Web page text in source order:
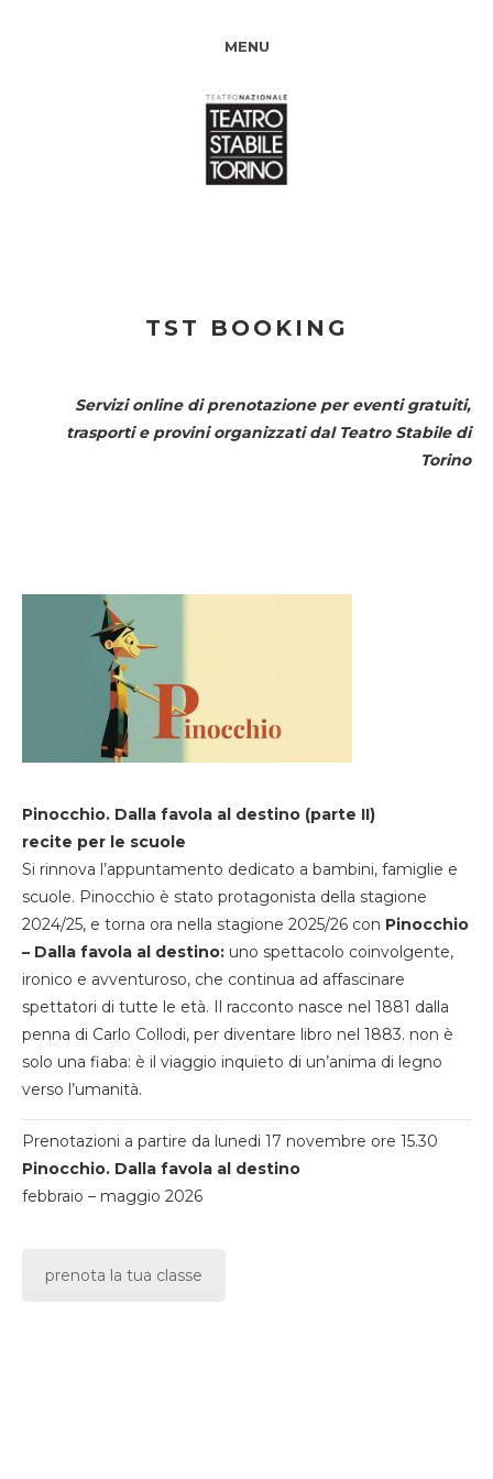
MENU
TST BOOKING
Servizi online di prenotazione per eventi gratuiti,
trasporti e provini organizzati dal Teatro Stabile di
Torino
Pinocchio. Dalla favola al destino (parte II)
recite per le scuole
Si rinnova l’appuntamento dedicato a bambini, famiglie e
scuole. Pinocchio è stato protagonista della stagione
2024/25, e torna ora nella stagione 2025/26 con Pinocchio
– Dalla favola al destino: uno spettacolo coinvolgente,
ironico e avventuroso, che continua ad affascinare
spettatori di tutte le età. Il racconto nasce nel 1881 dalla
penna di Carlo Collodi, per diventare libro nel 1883. non è
solo una fiaba: è il viaggio inquieto di un’anima di legno
verso l’umanità.
Prenotazioni a partire da lunedi 17 novembre ore 15.30
Pinocchio. Dalla favola al destino
febbraio – maggio 2026
prenota la tua classe